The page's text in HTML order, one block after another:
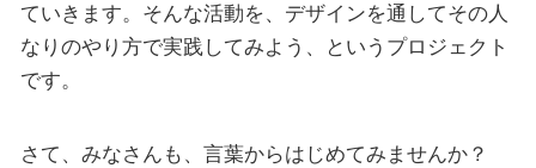
ていきます。そんな活動を、デザインを通してその人
なりのやり方で実践してみよう、というプロジェクト
です。
さて、みなさんも、言葉からはじめてみませんか？